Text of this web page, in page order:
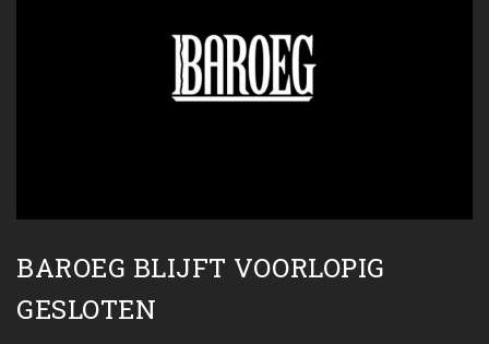
BAROEG BLIJFT VOORLOPIG
GESLOTEN